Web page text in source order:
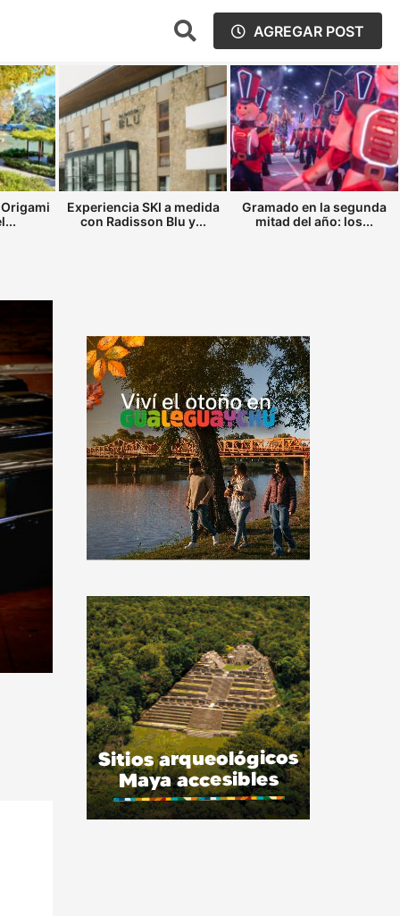
AGREGAR POST
Experiencia SKI a medida
con Radisson Blu y...
Gramado en la segunda
mitad del año: los...